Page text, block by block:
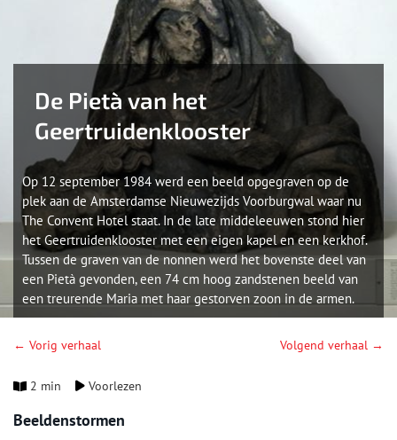
De Pietà van het
Geertruidenklooster
Op 12 september 1984 werd een beeld opgegraven op de
plek aan de Amsterdamse Nieuwezijds Voorburgwal waar nu
The Convent Hotel staat. In de late middeleeuwen stond hier
het Geertruidenklooster met een eigen kapel en een kerkhof.
Tussen de graven van de nonnen werd het bovenste deel van
een Pietà gevonden, een 74 cm hoog zandstenen beeld van
een treurende Maria met haar gestorven zoon in de armen.
← Vorig verhaal Volgend verhaal →
2 min Voorlezen
Beeldenstormen